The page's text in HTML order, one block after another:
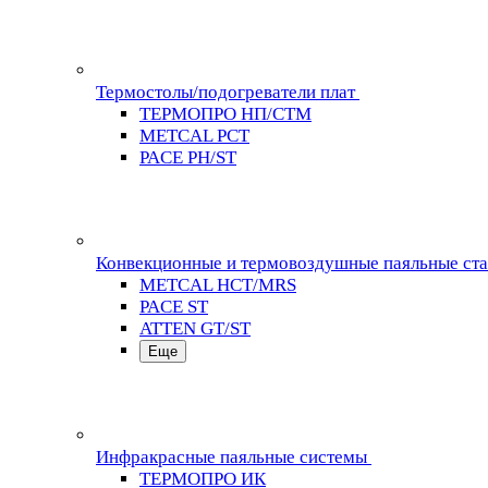
Термостолы/подогреватели плат
ТЕРМОПРО НП/СТМ
METCAL PCT
PACE PH/ST
Конвекционные и термовоздушные паяльные
METCAL HCT/MRS
PACE ST
ATTEN GT/ST
Еще
Инфракрасные паяльные системы
ТЕРМОПРО ИК